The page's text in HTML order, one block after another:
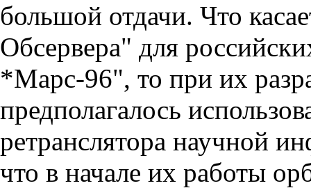
боль­шой отдачи. Что
Обсервера" для
*Марс-96", то при их
предполагалось
ре­транслятора научной
что в начале их работы